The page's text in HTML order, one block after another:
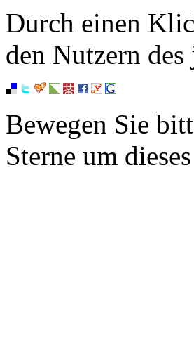
Durch einen
den Nutzern
Bewegen Sie
Sterne um